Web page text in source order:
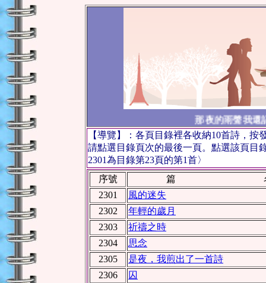
那夜的雨聲我還
【導覽】：各頁目錄裡各收納10首詩，
請點選目錄頁次的最後一頁。點選該頁目
2301為目錄第23頁的第1首〉
序號
篇
2301
風的迷失
2302
年輕的歲月
2303
祈禱之時
2304
思念
2305
是夜，我煎出了一首詩
2306
囚